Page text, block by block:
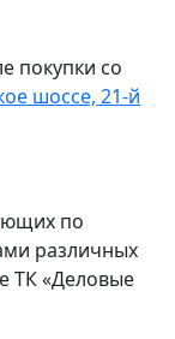
покупки со
шоссе, 21-й
по
различных
ТК «Деловые